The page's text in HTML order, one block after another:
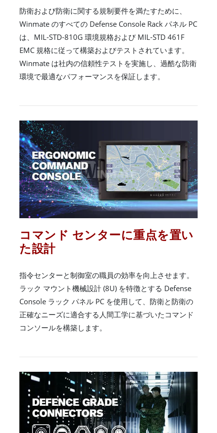
防衛および防衛に関する規制要件を満たすために、
Winmate のすべての Defense Console Rack パネル PC
は、MIL-STD-810G 環境規格および MIL-STD 461F
EMC 規格に従って構築およびテストされています。
Winmate は社内の信頼性テストを実施し、過酷な防衛
環境で最適なパフォーマンスを保証します。
コマンド センターに重点を置い
た設計
指令センターと制御室の職員の効率を向上させます。
ラック マウント機械設計 (8U) を特徴とする Defense
Console ラック パネル PC を使用して、防衛と防衛の
正確なニーズに適合する人間工学に基づいたコマンド
コンソールを構築します。